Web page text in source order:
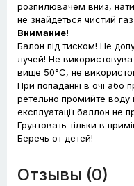
розпилювачем вниз,
не знайдеться чистий
Внимание!
Балон під тиском! Не
лучей! Не
вище 50°С, не
При попаданні в очі або
ретельно промийте воду
експлуатації баллон не
Грунтовать тільки в
Беречь от детей!
Отзывы (0)